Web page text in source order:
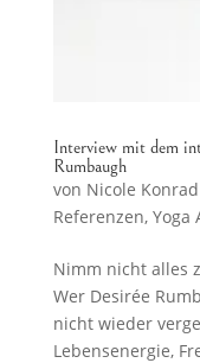
Interview mit dem
Rumbaugh
von Nicole Konrad
Referenzen, Yoga
Nimm nicht alles
Wer Desirée
nicht wieder
Lebensenergie,